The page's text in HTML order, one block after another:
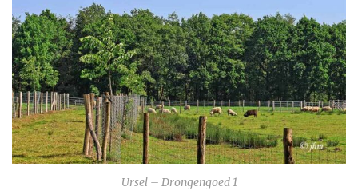
Ursel – Drongengoed 1